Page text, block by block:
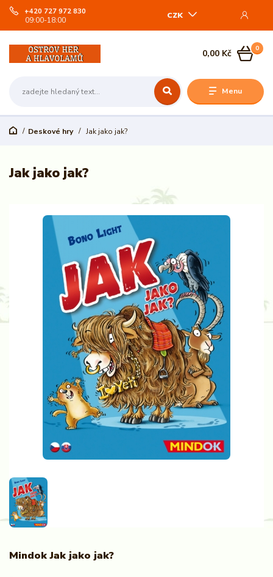
Menu
CZK
+420 727 972 830
09:00-18:00
0
0,00 Kč
Deskové hry Jak jako jak?
Jak jako jak?
Mindok Jak jako jak?